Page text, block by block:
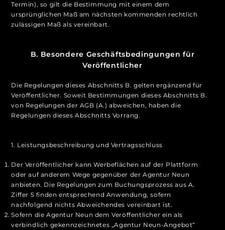
Termin), so gilt die Bestimmung mit einem dem
ursprünglichen Maß am nächsten kommenden rechtlich
zulässigen Maß als vereinbart.
B. Besondere Geschäftsbedingungen für
Veröffentlicher
Die Regelungen dieses Abschnitts B. gelten ergänzend für
Veröffentlicher. Soweit Bestimmungen dieses Abschnitts B.
von Regelungen der AGB (A.) abweichen, haben die
Regelungen dieses Abschnitts Vorrang.
1. Leistungsbeschreibung und Vertragsschluss
Der Veröffentlicher kann Werbeflächen auf der Plattform
oder auf anderem Wege gegenüber der Agentur Neun
anbieten. Die Regelungen zum Buchungsprozess aus A.
Ziffer 5 finden entsprechend Anwendung, sofern
nachfolgend nichts Abweichendes vereinbart ist.
Sofern die Agentur Neun dem Veröffentlicher ein als
verbindlich gekennzeichnetes „Agentur Neun-Angebot“